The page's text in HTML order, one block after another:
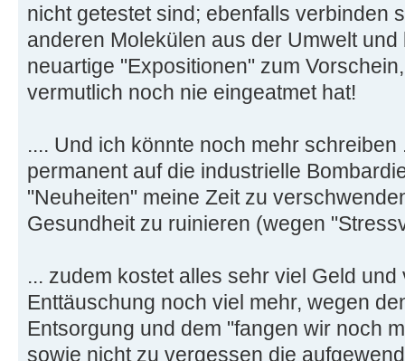
nicht getestet sind; ebenfalls verbinden
anderen Molekülen aus der Umwelt
neuartige "Expositionen" zum
vermutlich noch nie eingeatmet hat!
.... Und ich könnte noch mehr schreiben
permanent auf die industrielle
"Neuheiten" meine Zeit zu
Gesundheit zu ruinieren (wegen
... zudem kostet alles sehr viel Geld
Enttäuschung noch viel mehr, wegen
Entsorgung und dem "fangen wir noch
sowie nicht zu vergessen die